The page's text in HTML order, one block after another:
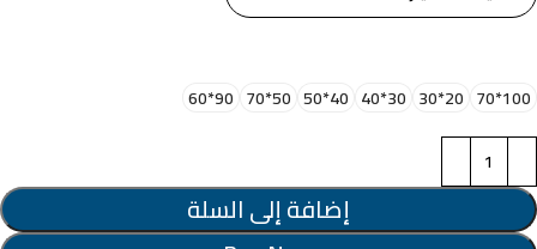
100*70
20*30
30*40
40*50
50*70
90*60
إضافة إلى السلة